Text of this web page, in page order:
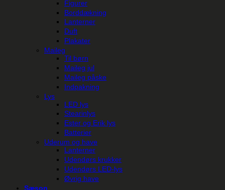
Figurer
Borddækning
Lanterner
Duft
Plakater
Maileg
Til børn
Maileg jul
Maileg påske
Indpakning
Lys
LED lys
Stearinlys
Ester og Erik lys
Batterier
Uderum og have
Lanterner
Udendørs krukker
Udendørs LED-lys
Øvrig have
Sæson